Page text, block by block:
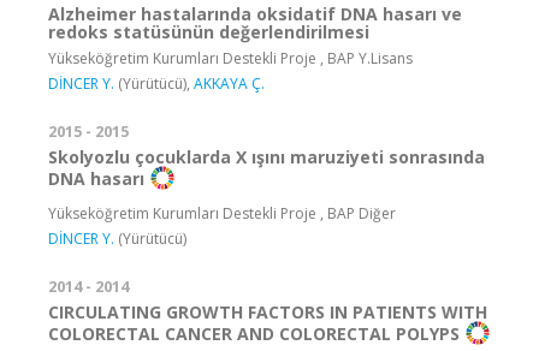
Alzheimer hastalarında oksidatif DNA hasarı ve
redoks statüsünün değerlendirilmesi
Yükseköğretim Kurumları Destekli Proje , BAP Y.Lisans
DİNCER Y. (Yürütücü), AKKAYA Ç.
2015 - 2015
Skolyozlu çocuklarda X ışını maruziyeti sonrasında
DNA hasarı
Yükseköğretim Kurumları Destekli Proje , BAP Diğer
DİNCER Y. (Yürütücü)
2014 - 2014
CIRCULATING GROWTH FACTORS IN PATIENTS WITH
COLORECTAL CANCER AND COLORECTAL POLYPS